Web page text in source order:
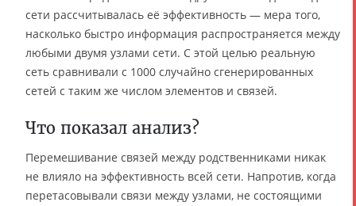
сети рассчитывалась её эффективность — мера того,
насколько быстро информация распространяется между
любыми двумя узлами сети. С этой целью реальную
сеть сравнивали с 1000 случайно сгенерированных
сетей с таким же числом элементов и связей.
Что показал анализ?
Перемешивание связей между родственниками никак
не влияло на эффективность всей сети. Напротив, когда
перетасовывали связи между узлами, не состоящими